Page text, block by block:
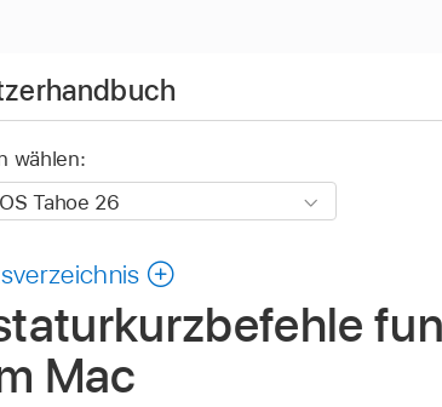
wählen:
Mac